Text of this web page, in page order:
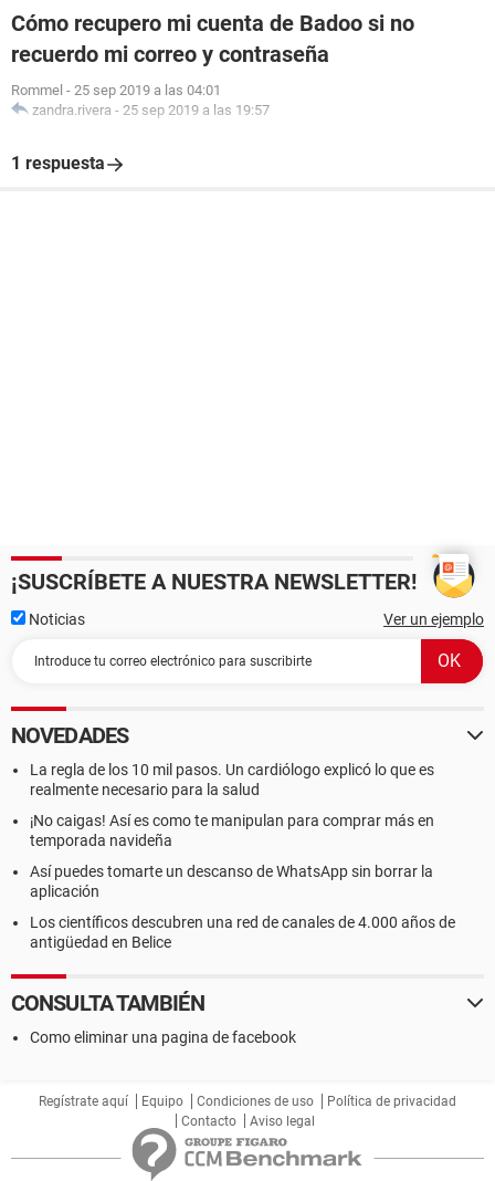
Cómo recupero mi cuenta de Badoo si no
recuerdo mi correo y contraseña
Rommel - 25 sep 2019 a las 04:01
zandra.rivera - 25 sep 2019 a las 19:57
1 respuesta
¡SUSCRÍBETE A NUESTRA NEWSLETTER!
Noticias Ver un ejemplo
NOVEDADES
La regla de los 10 mil pasos. Un cardiólogo explicó lo que es
realmente necesario para la salud
¡No caigas! Así es como te manipulan para comprar más en
temporada navideña
Así puedes tomarte un descanso de WhatsApp sin borrar la
aplicación
Los científicos descubren una red de canales de 4.000 años de
antigüedad en Belice
CONSULTA TAMBIÉN
Como eliminar una pagina de facebook
Regístrate aquí Equipo Condiciones de uso
Política de privacidad
Contacto
Aviso legal